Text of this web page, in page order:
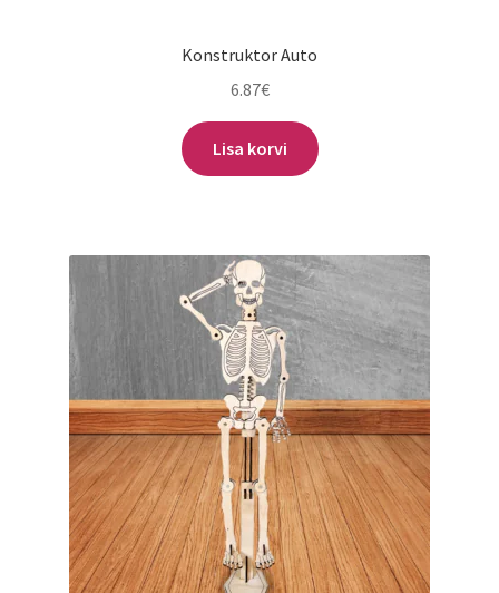
Konstruktor Auto
6.87€
Lisa korvi